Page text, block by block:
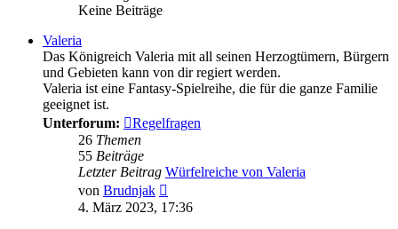
Keine Beiträge
Valeria
Das Königreich Valeria mit all seinen Herzogtümern, Bürgern
und Gebieten kann von dir regiert werden.
Valeria ist eine Fantasy-Spielreihe, die für die ganze Familie
geeignet ist.
Unterforum:
Regelfragen
26 Themen
55 Beiträge
Letzter Beitrag Würfelreiche von Valeria
von Brudnjak
Beitrag
4. März 2023, 17:36